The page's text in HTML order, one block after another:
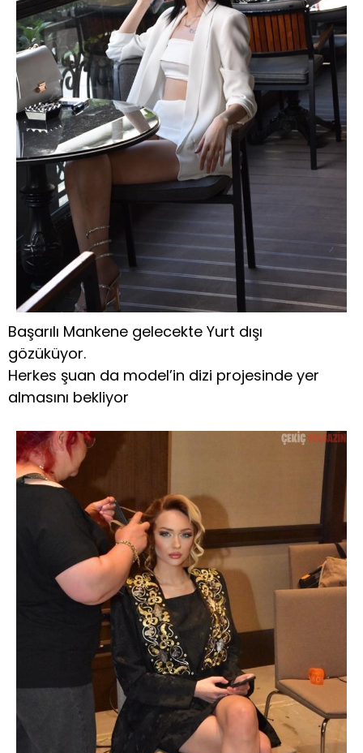
Başarılı Mankene gelecekte Yurt dışı
gözüküyor.
Herkes şuan da model’in dizi projesinde yer
almasını bekliyor